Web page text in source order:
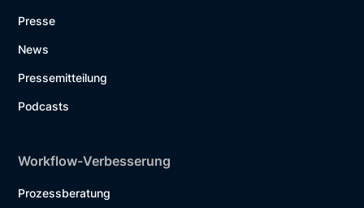
Presse
News
Pressemitteilung
Podcasts
Workflow-Verbesserung
Prozessberatung